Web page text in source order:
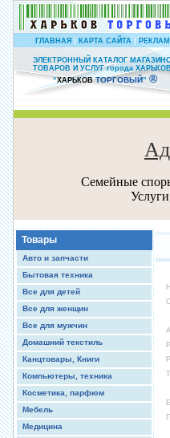
ГЛАВНАЯ| КАРТА САЙТА |
ЭЛЕКТРОННЫЙ КАТАЛОГ
ТОВАРОВ И УСЛУГ города
“ХАРЬКОВ ТОРГОВЫЙ” ®
Семейные
Товары
Авто и запчасти
Бытовая техника
Все для детей
Все для женщин
Все для мужчин
Домашний текстиль
Канцтовары, Книги
Компьютеры, техника
Косметика, парфюм
Мебель
Медицина